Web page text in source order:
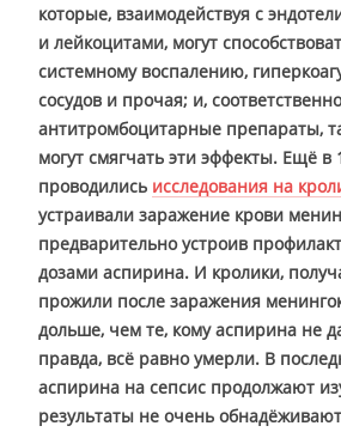
которые, взаимодействуя с
и лейкоцитами, могут
системному воспалению,
сосудов и прочая; и,
антитромбоцитарные препараты,
могут смягчать эти эффекты. Ещё в
проводились исследования на
устраивали заражение крови
предварительно устроив
дозами аспирина. И кролики,
прожили после заражения
дольше, чем те, кому аспирина не
правда, всё равно умерли. В
аспирина на сепсис продолжают
результаты не очень